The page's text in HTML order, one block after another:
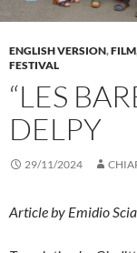
ENGLISH VERSION,FILM
FESTIVAL
“LES
DELPY
29/11/2024
Article by Emidio